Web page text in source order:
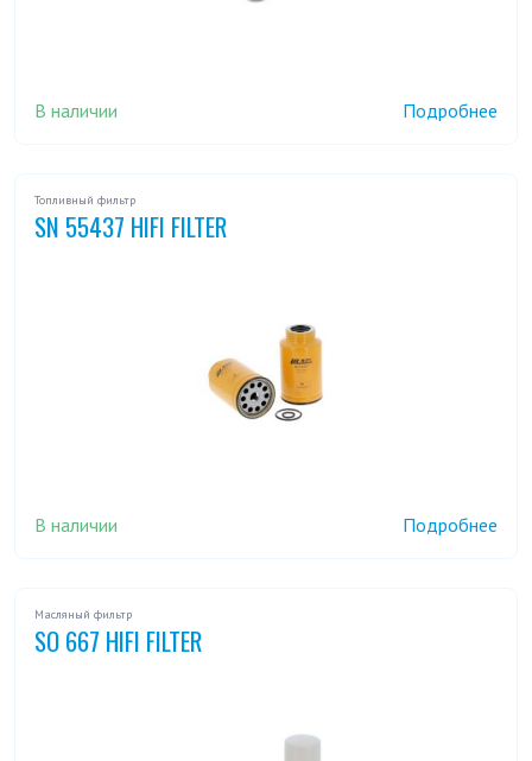
В наличии Подробнее
Топливный фильтр
SN 55437 HIFI FILTER
В наличии Подробнее
Масляный фильтр
SO 667 HIFI FILTER